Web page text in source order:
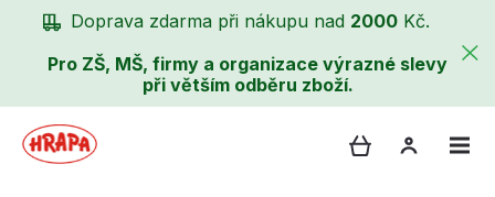
Doprava zdarma při nákupu nad 2000 Kč.
Pro ZŠ, MŠ, firmy a organizace výrazné slevy
při větším odběru zboží.